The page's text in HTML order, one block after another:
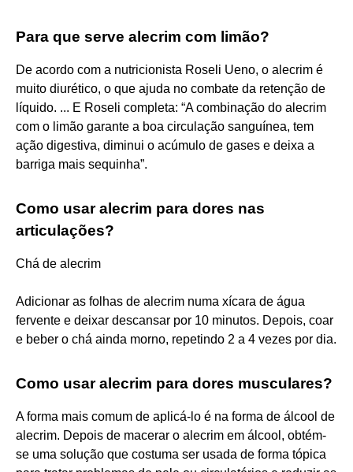
Para que serve alecrim com limão?
De acordo com a nutricionista Roseli Ueno, o alecrim é
muito diurético, o que ajuda no combate da retenção de
líquido. ... E Roseli completa: “A combinação do alecrim
com o limão garante a boa circulação sanguínea, tem
ação digestiva, diminui o acúmulo de gases e deixa a
barriga mais sequinha”.
Como usar alecrim para dores nas
articulações?
Chá de alecrim
Adicionar as folhas de alecrim numa xícara de água
fervente e deixar descansar por 10 minutos. Depois, coar
e beber o chá ainda morno, repetindo 2 a 4 vezes por dia.
Como usar alecrim para dores musculares?
A forma mais comum de aplicá-lo é na forma de álcool de
alecrim. Depois de macerar o alecrim em álcool, obtém-
se uma solução que costuma ser usada de forma tópica